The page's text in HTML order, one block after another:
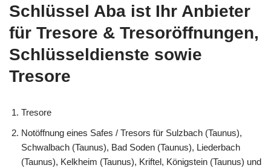
Schlüssel Aba ist Ihr Anbieter
für Tresore & Tresoröffnungen,
Schlüsseldienste sowie
Tresore
Tresore
Notöffnung eines Safes / Tresors für Sulzbach (Taunus),
Schwalbach (Taunus), Bad Soden (Taunus), Liederbach
(Taunus), Kelkheim (Taunus), Kriftel, Königstein (Taunus) und